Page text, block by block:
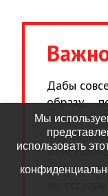
Дабы
образу,
топы и
Мы
использовать